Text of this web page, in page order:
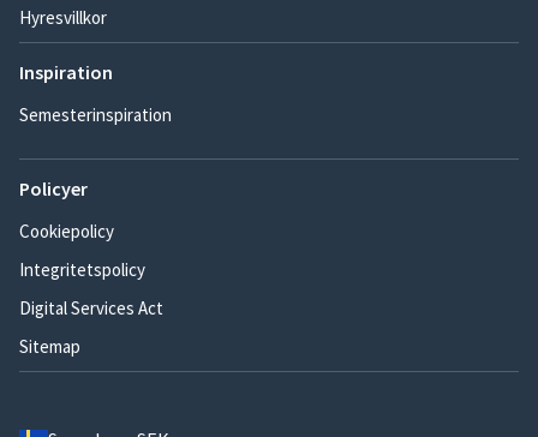
Hyresvillkor
Inspiration
Semesterinspiration
Policyer
Cookiepolicy
Integritetspolicy
Digital Services Act
Sitemap